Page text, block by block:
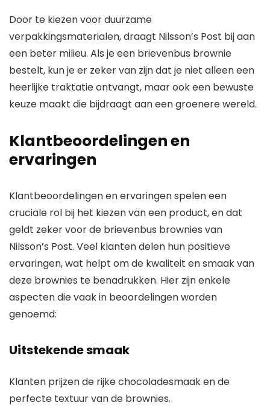
Door te kiezen voor duurzame
verpakkingsmaterialen, draagt Nilsson’s Post bij aan
een beter milieu. Als je een brievenbus brownie
bestelt, kun je er zeker van zijn dat je niet alleen een
heerlijke traktatie ontvangt, maar ook een bewuste
keuze maakt die bijdraagt aan een groenere wereld.
Klantbeoordelingen en
ervaringen
Klantbeoordelingen en ervaringen spelen een
cruciale rol bij het kiezen van een product, en dat
geldt zeker voor de brievenbus brownies van
Nilsson’s Post. Veel klanten delen hun positieve
ervaringen, wat helpt om de kwaliteit en smaak van
deze brownies te benadrukken. Hier zijn enkele
aspecten die vaak in beoordelingen worden
genoemd:
Uitstekende smaak
Klanten prijzen de rijke chocoladesmaak en de
perfecte textuur van de brownies.